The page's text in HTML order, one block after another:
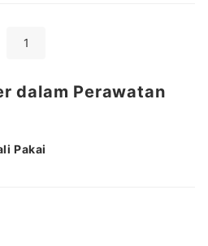
1
dalam Perawatan
Pakai